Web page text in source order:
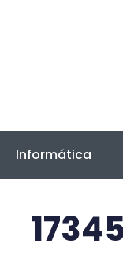
Informática